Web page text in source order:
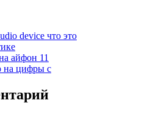
device что это
айфон 11
на цифры c